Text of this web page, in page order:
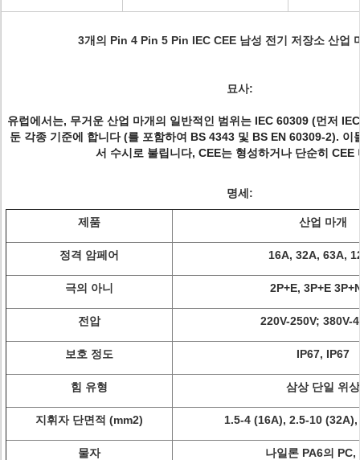
3개의 Pin 4 Pin 5 Pin IEC CEE 남성 전기 저장소 산업
묘사:
유럽에서는, 무거운 산업 마개의 일반적인 범위는 IEC 60309 (먼저
둔 각종 기준에 합니다 (를 포함하여 BS 4343 및 BS EN 60309-2). 이
서 수시로 불립니다, CEE는 형성하거나 단순히 CEE
명세:
제품 산업 마개
정격 암페어 16A, 32A, 63A,
극의 아니 2P+E, 3P+E
전압 220V-250V; 380V-
보호 정도 IP67, IP67
힘 유형 삼상 단일 위상
지휘자 단면적 (mm2) 1.5-4 (16A), 2.5-10
물자 나일론 PA6의 PC,